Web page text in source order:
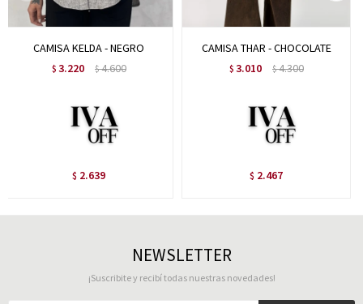
CAMISA KELDA - NEGRO
$ 3.220 $4.600
$ 2.639
CAMISA THAR - CHOCOLATE
$ 3.010 $4.300
$ 2.467
NEWSLETTER
¡Suscribite y recibí todas nuestras novedades!